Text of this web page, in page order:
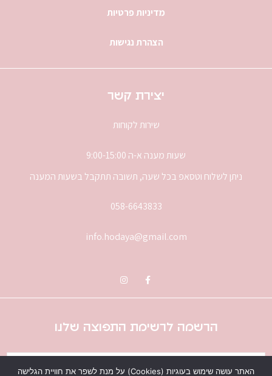
מדיניות פרטיות
הצהרת נגישות
יצירת קשר
שירות לקוחות
שעות מענה א-ה 9:00-15:00
ניתן לשלוח וטסאפ בכל שעה, תשובה תתקבל בשעות המענה
058-6643833
info.hodaya@gmail.com
הרשמה לרשימת התפוצה שלנו
האתר עושה שימוש בעוגיות (Cookies) על מנת לשפר את חוויית הגלישה